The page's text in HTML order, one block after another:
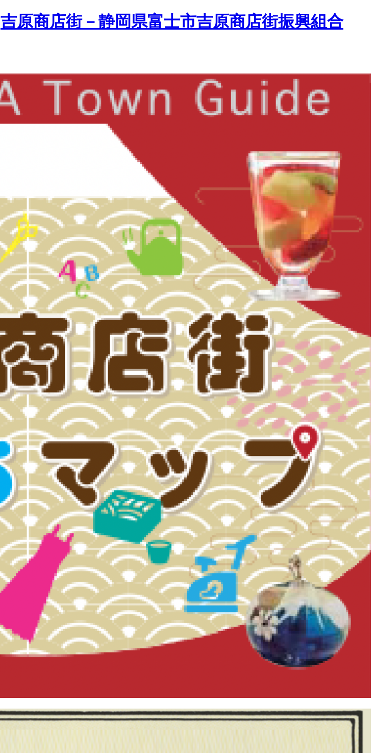
吉原商店街－静岡県富士市吉原商店街振興組合